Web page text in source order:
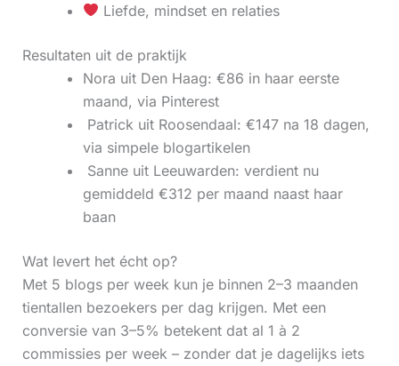
Liefde, mindset en relaties
Resultaten uit de praktijk
Nora uit Den Haag: €86 in haar eerste
maand, via Pinterest
‍ Patrick uit Roosendaal: €147 na 18 dagen,
via simpele blogartikelen
‍ Sanne uit Leeuwarden: verdient nu
gemiddeld €312 per maand naast haar
baan
Wat levert het écht op?
Met 5 blogs per week kun je binnen 2–3 maanden
tientallen bezoekers per dag krijgen. Met een
conversie van 3–5% betekent dat al 1 à 2
commissies per week – zonder dat je dagelijks iets